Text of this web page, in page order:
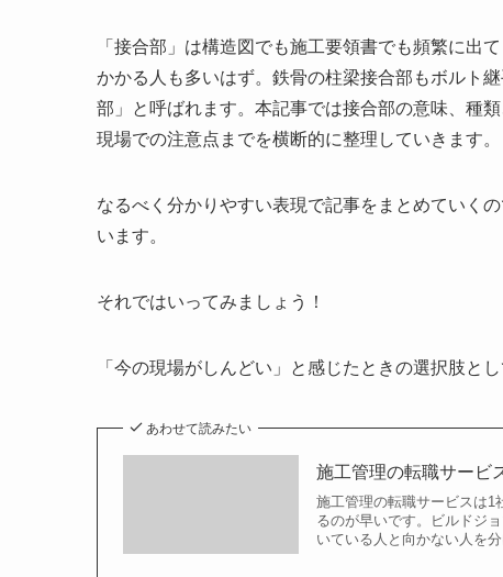
「接合部」は構造図でも施工要領書でも頻繁に出
かかる人も多いはず。鉄骨の柱梁接合部もボルト
部」と呼ばれます。本記事では接合部の意味、種
現場での注意点までを横断的に整理していきます。
なるべく分かりやすい表現で記事をまとめていく
います。
それではいってみましょう！
「今の現場がしんどい」と感じたときの選択肢と
あわせて読みたい
施工管理の転職サービ
施工管理の転職サービスは1
るのが早いです。ビルドジ
いている人と向かない人を